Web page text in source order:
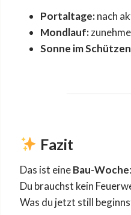
Portaltage:nach
Mondlauf:
Sonne im
Fazit
Das ist eineBau-Woche
Du brauchst kein
Was du jetzt still